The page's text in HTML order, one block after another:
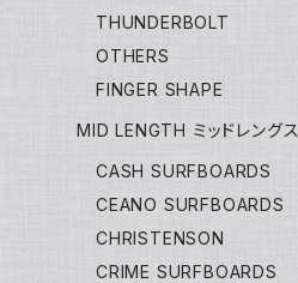
THUNDERBOLT
OTHERS
FINGER SHAPE
MID LENGTH ミッドレングス
CASH SURFBOARDS
CEANO SURFBOARDS
CHRISTENSON
CRIME SURFBOARDS